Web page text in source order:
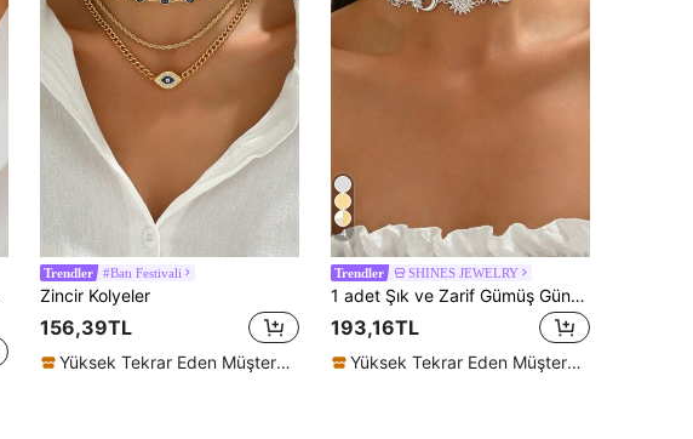
Trendler #Batı Festivali
Zincir Kolyeler
156,39TL
Yüksek Tekrar Eden Müşteriler
4
Trendler SHINES JEWELRY
1 adet Şık ve Zarif Gümüş Güneş ve Ay Taşlı Süslemeli Kolye, Günlük Kullanım ve Ramazan Kutlamaları İçin Uygundur
193,16TL
Yüksek Tekrar Eden Müşteriler